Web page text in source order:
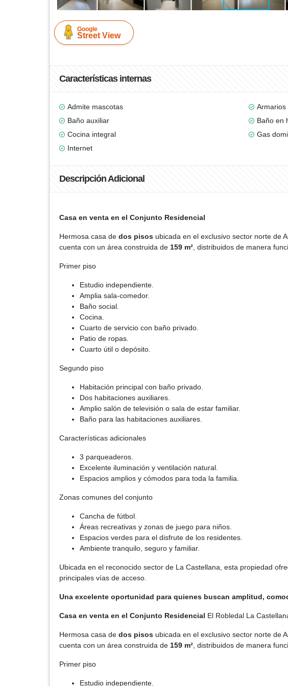
Google
Street View
Características internas
Admite mascotas Armarios
Baño auxiliar
Baño en
Cocina integral
Gas
Internet
Descripción Adicional
Casa en venta en el Conjunto Residencial
Hermosa casa de dos pisos ubicada en el exclusivo sector norte de
cuenta con un área construida de 159 m² , distribuidos de manera
Primer piso
Estudio independiente.
Amplia sala-comedor.
Baño social.
Cocina.
Cuarto de servicio con baño privado.
Patio de ropas.
Cuarto útil o depósito.
Segundo piso
Habitación principal con baño privado.
Dos habitaciones auxiliares.
Amplio salón de televisión o sala de estar familiar.
Baño para las habitaciones auxiliares.
Características adicionales
3 parqueaderos.
Excelente iluminación y ventilación natural.
Espacios amplios y cómodos para toda la familia.
Zonas comunes del conjunto
Cancha de fútbol.
Áreas recreativas y zonas de juego para niños.
Espacios verdes para el disfrute de los residentes.
Ambiente tranquilo, seguro y familiar.
Ubicada en el reconocido sector de La Castellana, esta propiedad
principales vías de acceso.
Una excelente oportunidad para quienes buscan amplitud,
Casa en venta en el Conjunto Residencial El Robledal La
Hermosa casa de dos pisos ubicada en el exclusivo sector norte de
cuenta con un área construida de 159 m² , distribuidos de manera
Primer piso
Estudio independiente.